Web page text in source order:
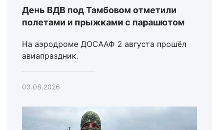
День ВДВ под Тамбовом отметили
полетами и прыжками с парашютом
На аэродроме ДОСААФ 2 августа прошёл
авиапраздник.
03.08.2026